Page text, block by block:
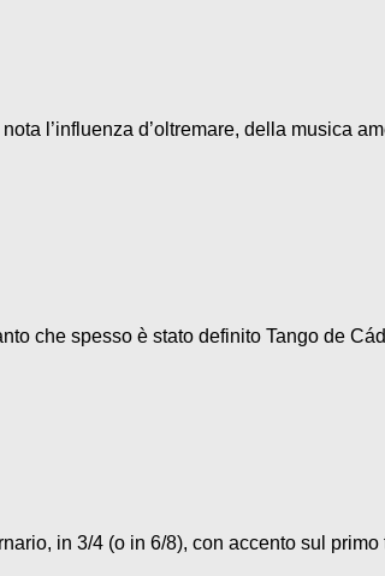
l’influenza d’oltremare, della musica
che spesso è stato definito Tango de
in 3/4 (o in 6/8), con accento sul